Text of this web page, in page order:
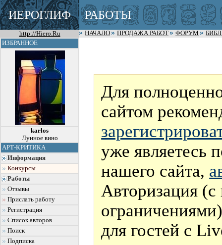
ИЕРОГЛИФ РАБОТЫ
http://Hiero.Ru НАЧАЛО ПРОДАЖА РАБОТ ФОРУМ
ИЗБРАННОЕ
karlos
Лунное вино
АРТ-КРИТИКА
Информация
Конкурсы
Работы
Отзывы
Прислать работу
Регистрация
Список авторов
Поиск
Подписка
Для
сайтом
уже являетесь
нашего сайта,
Авторизация
для гостей с